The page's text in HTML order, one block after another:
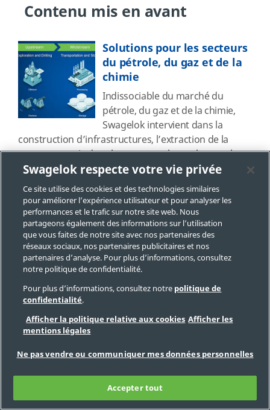
Contenu mis en avant
Solutions pour les secteurs
du pétrole, du gaz et de la
chimie
Indissociable du marché du
pétrole, du gaz et de la chimie,
Swagelok intervient dans la
construction d’infrastructures, l’extraction de la
ressource, puis dans le transport, le stockage et la
livraison de cette ressource à la raffinerie puis à
d’autres transformateurs situés en aval, qui vont en
faire d’innombrables produits de consommation.
Guide de sélection des
produits pour des projets
d’investissement
Tout projet de construction de
nature, notamment en ce qui
concerne la gestion des délais d’exécution. Cette
ressource est conçue pour présenter les produits
Swagelok dont le délai de livraison est le plus court –
un atout important pour rester dans les délais et
respecter le budget d’un projet. Quels que soient le
degré de complexité ou le lieu de votre projet,
Swagelok respecte votre vie privée
Ce site utilise des cookies et des technologies similaires
pour améliorer l’expérience utilisateur et pour analyser les
performances et le trafic sur notre site web. Nous
partageons également des informations sur l’utilisation
que vous faites de notre site avec nos partenaires des
réseaux sociaux, nos partenaires publicitaires et nos
partenaires d’analyse. Pour plus d’informations, consultez
notre politique de confidentialité.
Pour plus d’informations, consultez notre politique de
confidentialité.
Afficher la politique relative aux cookies Afficher les
mentions légales
Ne pas vendre ou communiquer mes données personnelles
Accepter tout